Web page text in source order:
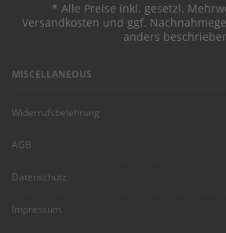
* Alle Preise inkl. gesetzl.
Versandkosten und ggf.
anders
MISCELLANEOUS
Widerrufsbelehrung
AGB
Datenschutz
Impressum